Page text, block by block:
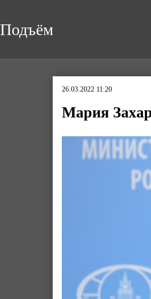
Подъём
26.03.2022 11:20
Мария